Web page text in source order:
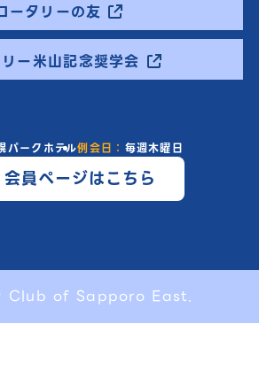
ータリーの友
ー米山記念奨学会
パークホテル例会日： 毎週木曜日
会員ページはこちら
of Sapporo East.